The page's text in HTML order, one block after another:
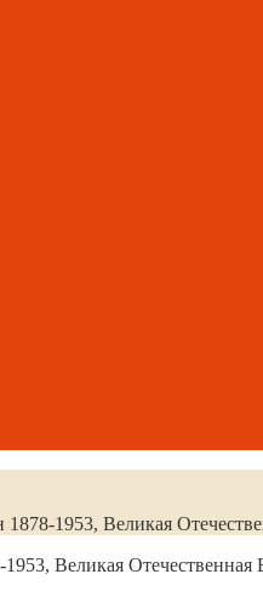
1953, Великая
Великая